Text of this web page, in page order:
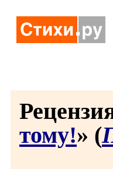
тому!» (